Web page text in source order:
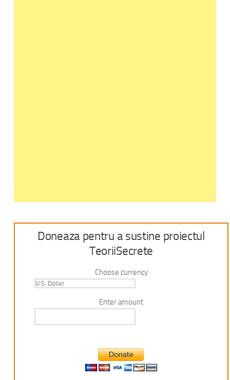
Doneaza pentru a sustine proiectul
TeoriiSecrete
Choose currency
Enter amount